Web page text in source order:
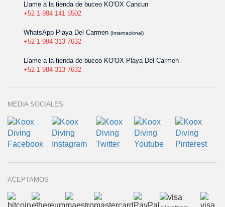
Llame a la tienda de buceo KO'OX Cancun
+52 1 984 141 5502
WhatsApp Playa Del Carmen (Internacional)
+52 1 984 313 7632
Llame a la tienda de buceo KO'OX Playa Del Carmen
+52 1 984 313 7632
MEDIA SOCIALES
ACEPTAMOS